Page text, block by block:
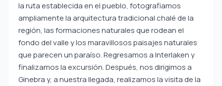
la ruta establecida en el pueblo, fotografiamos
ampliamente la arquitectura tradicional chalé de la
región, las formaciones naturales que rodean el
fondo del valle y los maravillosos paisajes naturales
que parecen un paraíso. Regresamos a Interlaken y
finalizamos la excursión. Después, nos dirigimos a
Ginebra y, a nuestra llegada, realizamos la visita de la